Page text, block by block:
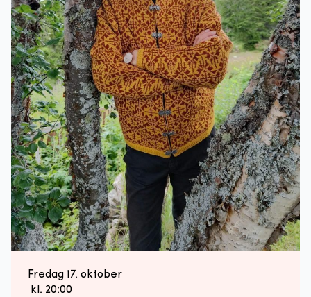
Fredag 17. oktober
kl. 20:00